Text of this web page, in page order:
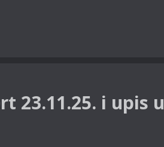
23.11.25. i upis u